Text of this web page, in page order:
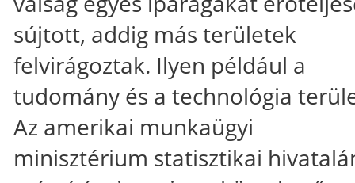
sújtott, addig más területek
felvirágoztak. Ilyen például a
tudomány és a technológia
Az amerikai munkaügyi
minisztérium statisztikai